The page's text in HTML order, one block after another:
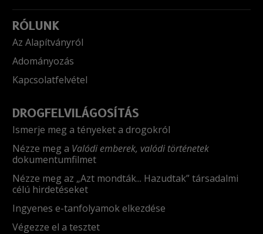
RÓLUNK
Az Alapítványról
Adományozás
Kapcsolatfelvétel
DROGFELVILÁGOSÍTÁS
Ismerje meg a tényeket a drogokról
Nézze meg a Valódi emberek, valódi történetek
dokumentumfilmet
Nézze meg az „Azt mondták... Hazudtak” társadalmi
célú hirdetéseket
Ingyenes e-tanfolyamok elkezdése
Végezze el a tesztet